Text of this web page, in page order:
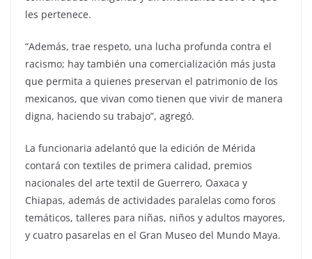
les pertenece.
“Además, trae respeto, una lucha profunda contra el
racismo; hay también una comercialización más justa
que permita a quienes preservan el patrimonio de los
mexicanos, que vivan como tienen que vivir de manera
digna, haciendo su trabajo”, agregó.
La funcionaria adelantó que la edición de Mérida
contará con textiles de primera calidad, premios
nacionales del arte textil de Guerrero, Oaxaca y
Chiapas, además de actividades paralelas como foros
temáticos, talleres para niñas, niños y adultos mayores,
y cuatro pasarelas en el Gran Museo del Mundo Maya.